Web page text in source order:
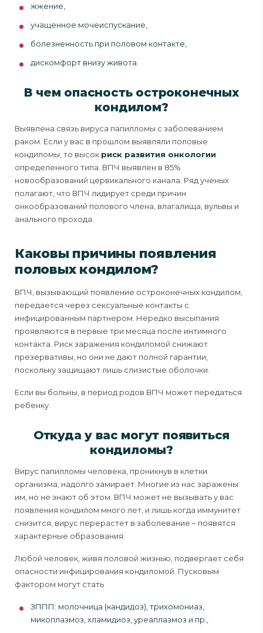
жжение,
учащенное мочеиспускание,
болезненность при половом контакте,
дискомфорт внизу живота.
В чем опасность остроконечных
кондилом?
Выявлена связь вируса папилломы с заболеванием
раком. Если у вас в прошлом выявляли половые
кондиломы, то высок риск развития онкологии
определенного типа. ВПЧ выявлен в 85%
новообразований цервикального канала. Ряд ученых
полагают, что ВПЧ лидирует среди причин
онкообразований полового члена, влагалища, вульвы и
анального прохода.
Каковы причины появления
половых кондилом?
ВПЧ, вызывающий появление остроконечных кондилом,
передается через сексуальные контакты с
инфицированным партнером. Нередко высыпания
проявляются в первые три месяца после интимного
контакта. Риск заражения кондиломой снижают
презервативы, но они не дают полной гарантии,
поскольку защищают лишь слизистые оболочки.
Если вы больны, в период родов ВПЧ может передаться
ребенку.
Откуда у вас могут появиться
кондиломы?
Вирус папилломы человека, проникнув в клетки
организма, надолго замирает. Многие из нас заражены
им, но не знают об этом. ВПЧ может не вызывать у вас
появления кондилом много лет, и лишь когда иммунитет
снизится, вирус перерастет в заболевание – появятся
характерные образования.
Любой человек, живя половой жизнью, подвергает себя
опасности инфицирования кондиломой. Пусковым
фактором могут стать
ЗППП: молочница (кандидоз), трихомониаз,
микоплазмоз, хламидиоз, уреаплазмоз и пр.,